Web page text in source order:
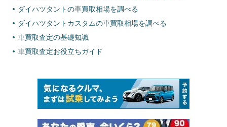
ダイハツタントの車買取相場を調べる
ダイハツタントカスタムの車買取相場を調べる
車買取査定の基礎知識
車買取査定お役立ちガイド